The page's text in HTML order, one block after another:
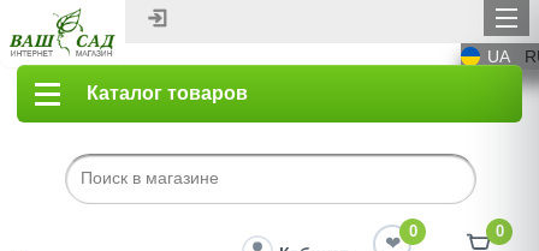
UA
Каталог товаров
0 0